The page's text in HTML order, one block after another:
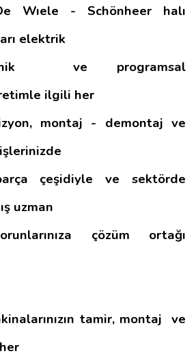
Wıele - Schönheer halı
elektrik
ve programsal
ilgili her
montaj - demontaj ve
çeşidiyle ve sektörde
uzman
çözüm ortağı
tamir, montaj ve